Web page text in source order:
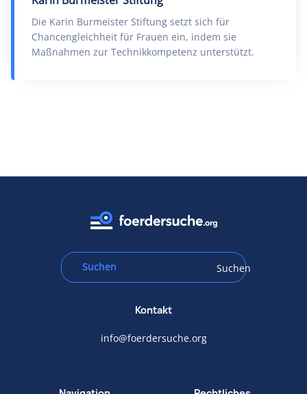
Die Karin Burmeister Stiftung setzt sich für
Chancengleichheit für Frauen ein, indem sie
Maßnahmen zur Technikkompetenz unterstützt.
Suchen
Kontakt
info@foerdersuche.org